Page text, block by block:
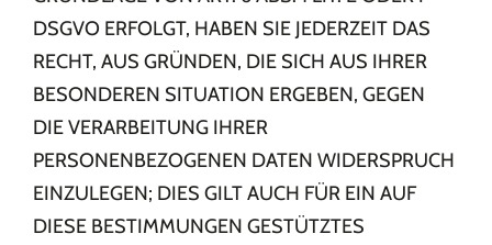
DSGVO ERFOLGT, HABEN SIE JEDERZEIT DAS
RECHT, AUS GRÜNDEN, DIE SICH AUS IHRER
BESONDEREN SITUATION ERGEBEN, GEGEN
DIE VERARBEITUNG IHRER
PERSONENBEZOGENEN DATEN WIDERSPRUCH
EINZULEGEN; DIES GILT AUCH FÜR EIN AUF
DIESE BESTIMMUNGEN GESTÜTZTES